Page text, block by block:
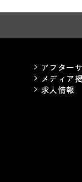
アフター
メディア
求人情報